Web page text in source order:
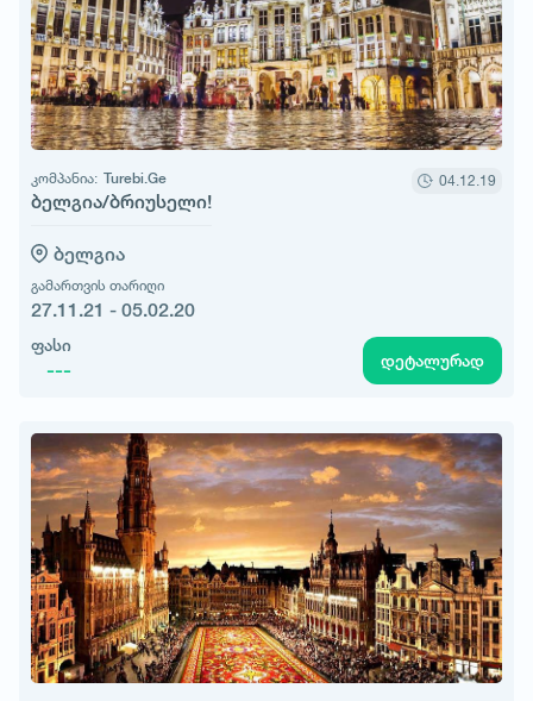
კომპანია: Turebi.Ge
ბელგია/ბრიუსელი!
04.12.19
ბელგია
გამართვის თარიღი
27.11.21 - 05.02.20
ფასი
--- დეტალურად